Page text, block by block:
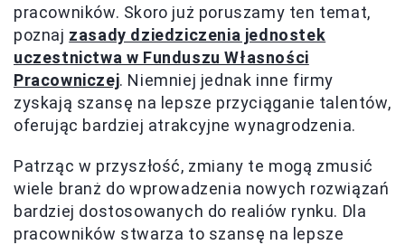
pracowników. Skoro już poruszamy ten temat,
poznaj zasady dziedziczenia jednostek
uczestnictwa w Funduszu Własności
Pracowniczej. Niemniej jednak inne firmy
zyskają szansę na lepsze przyciąganie talentów,
oferując bardziej atrakcyjne wynagrodzenia.
Patrząc w przyszłość, zmiany te mogą zmusić
wiele branż do wprowadzenia nowych rozwiązań
bardziej dostosowanych do realiów rynku. Dla
pracowników stwarza to szansę na lepsze